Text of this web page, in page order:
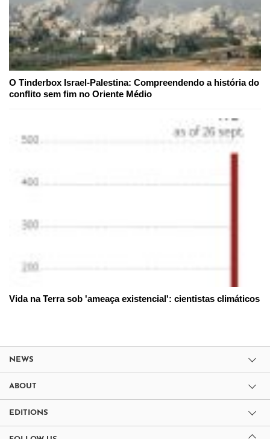
O Tinderbox Israel-Palestina: Compreendendo a história do
conflito sem fim no Oriente Médio
Vida na Terra sob 'ameaça existencial': cientistas climáticos
NEWS
ABOUT
EDITIONS